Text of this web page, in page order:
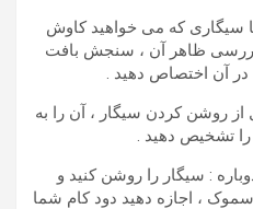
با سیگاری که می خواهید کاوش
ظاهر آن ، سنجش بافت
آن اختصاص دهید .
از روشن کردن سیگار ، آن را به
را تشخیص دهید .
: سیگار را روشن کنید و
، اجازه دهید دود کام شما